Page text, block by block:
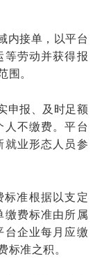
内接单，以平台
劳动并获得报
。
申报、及时足额
不缴费。平台
业形态人员参
准根据以支定
费标准由所属
台企业每月应缴
准之积。